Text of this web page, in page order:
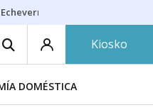
Kiosko
DOMÉSTICA